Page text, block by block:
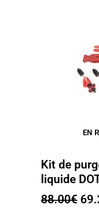
EN
Kit de
liquide
88.00€ Le